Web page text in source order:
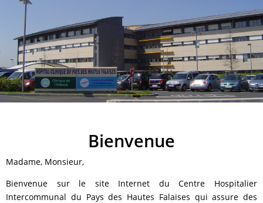
Bienvenue
Madame, Monsieur,
Bienvenue sur le site Internet du Centre Hospitalier
Intercommunal du Pays des Hautes Falaises qui assure des